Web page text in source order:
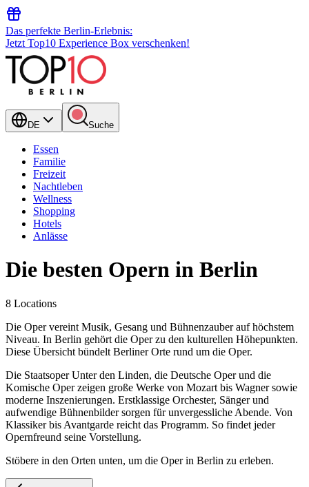
Das perfekte Berlin-Erlebnis:
Jetzt Top10 Experience Box verschenken!
DE Suche
Essen
Familie
Freizeit
Nachtleben
Wellness
Shopping
Hotels
Anlässe
Die besten Opern in Berlin
8 Locations
Die Oper vereint Musik, Gesang und Bühnenzauber auf höchstem
Niveau. In Berlin gehört die Oper zu den kulturellen Höhepunkten.
Diese Übersicht bündelt Berliner Orte rund um die Oper.
Die Staatsoper Unter den Linden, die Deutsche Oper und die
Komische Oper zeigen große Werke von Mozart bis Wagner sowie
moderne Inszenierungen. Erstklassige Orchester, Sänger und
aufwendige Bühnenbilder sorgen für unvergessliche Abende. Von
Klassiker bis Avantgarde reicht das Programm. So findet jeder
Opernfreund seine Vorstellung.
Stöbere in den Orten unten, um die Oper in Berlin zu erleben.